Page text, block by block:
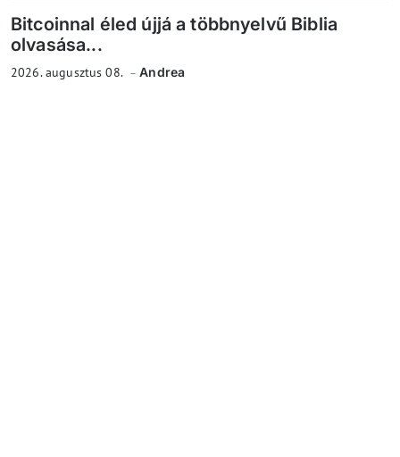
Bitcoinnal éled újjá a többnyelvű Biblia
olvasása...
2026. augusztus 08. Andrea